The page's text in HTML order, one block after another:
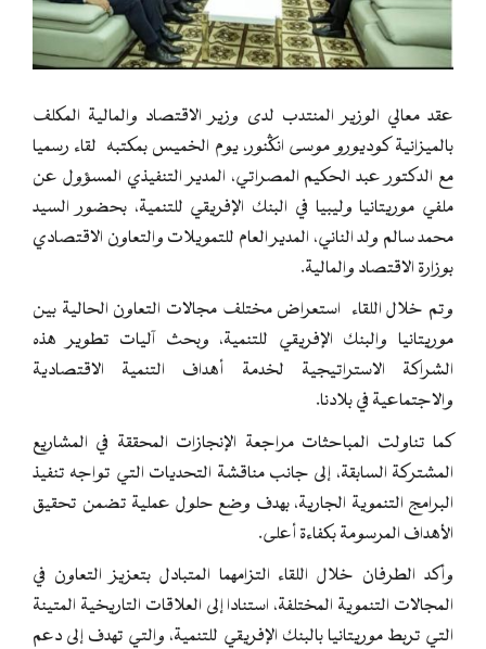
عقد معالي الوزير المنتدب لدى وزير الاقتصاد والمالية المكلف
بالميزانية كوديورو موسى انگنور، يوم الخميس بمكتبه لقاء رسميا
مع الدكتور عبد الحكيم المصراتي، المدير التنفيذي المسؤول عن
ملفي موريتانيا وليبيا في البنك الإفريقي للتنمية، بحضور السيد
محمد سالم ولد الناني، المدير العام للتمويلات والتعاون الاقتصادي
بوزارة الاقتصاد والمالية.
وتم خلال اللقاء استعراض مختلف مجالات التعاون الحالية بين
موريتانيا والبنك الإفريقي للتنمية، وبحث آليات تطوير هذه
الشراكة الاستراتيجية لخدمة أهداف التنمية الاقتصادية
والاجتماعية في بلادنا.
كما تناولت المباحثات مراجعة الإنجازات المحققة في المشاريع
المشتركة السابقة، إلى جانب مناقشة التحديات التي تواجه تنفيذ
البرامج التنموية الجارية، بهدف وضع حلول عملية تضمن تحقيق
الأهداف المرسومة بكفاءة أعلى.
وأكد الطرفان خلال اللقاء التزامهما المتبادل بتعزيز التعاون في
المجالات التنموية المختلفة، استنادا إلى العلاقات التاريخية المتينة
التي تربط موريتانيا بالبنك الإفريقي للتنمية، والتي تهدف إلى دعم